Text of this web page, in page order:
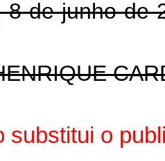
junho de
substitui o